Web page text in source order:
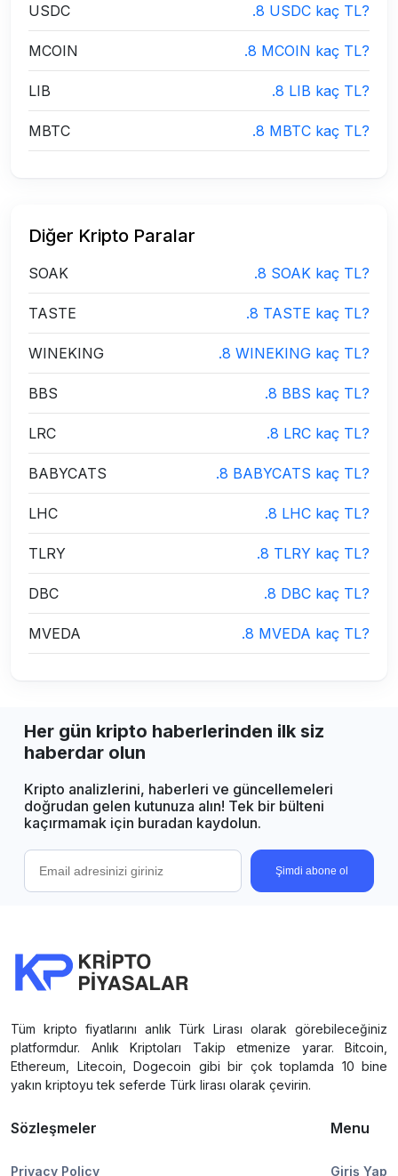
USDC .8 USDC kaç TL?
MCOIN .8 MCOIN kaç TL?
LIB .8 LIB kaç TL?
MBTC .8 MBTC kaç TL?
Diğer Kripto Paralar
SOAK .8 SOAK kaç TL?
TASTE .8 TASTE kaç TL?
WINEKING .8 WINEKING kaç TL?
BBS .8 BBS kaç TL?
LRC .8 LRC kaç TL?
BABYCATS .8 BABYCATS kaç TL?
LHC .8 LHC kaç TL?
TLRY .8 TLRY kaç TL?
DBC .8 DBC kaç TL?
MVEDA .8 MVEDA kaç TL?
Her gün kripto haberlerinden ilk siz
haberdar olun
Kripto analizlerini, haberleri ve güncellemeleri
doğrudan gelen kutunuza alın! Tek bir bülteni
kaçırmamak için buradan kaydolun.
Şimdi abone ol
Tüm kripto fiyatlarını anlık Türk Lirası olarak görebileceğiniz
platformdur. Anlık Kriptoları Takip etmenize yarar. Bitcoin,
Ethereum, Litecoin, Dogecoin gibi bir çok toplamda 10 bine
yakın kriptoyu tek seferde Türk lirası olarak çevirin.
Sözleşmeler
Privacy Policy
Menu
Giriş Yap